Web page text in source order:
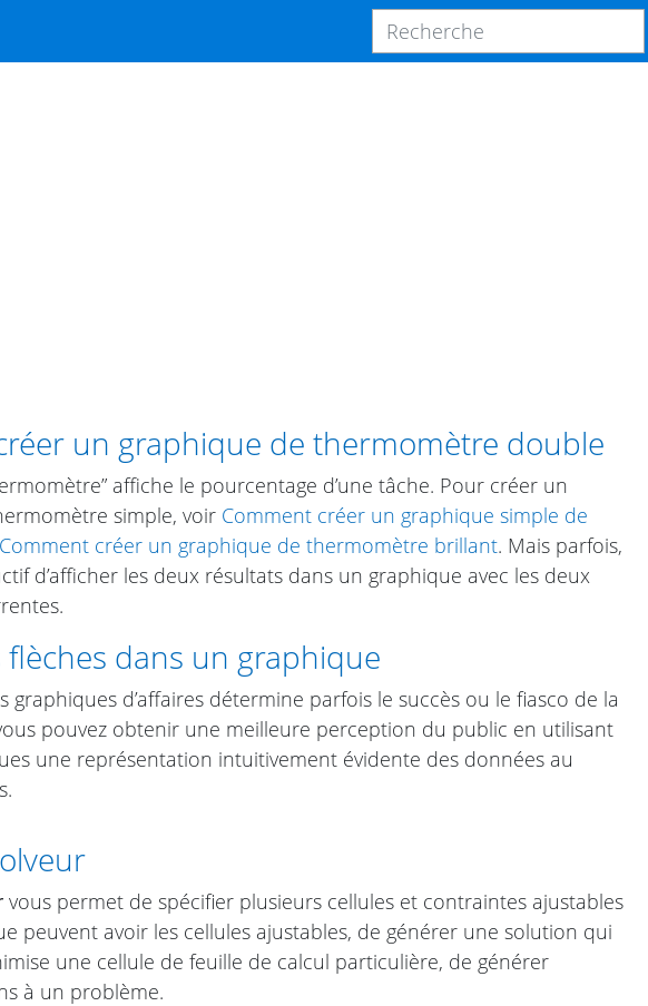
un graphique de thermomètre double
affiche le pourcentage d’une tâche. Pour créer un
simple, voir Comment créer un graphique simple de
Comment créer un graphique de thermomètre brillant. Mais parfois,
d’afficher les deux résultats dans un graphique avec les deux
flèches dans un graphique
graphiques d’affaires détermine parfois le succès ou le fiasco de la
pouvez obtenir une meilleure perception du public en utilisant
une représentation intuitivement évidente des données au
vous permet de spécifier plusieurs cellules et contraintes ajustables
peuvent avoir les cellules ajustables, de générer une solution qui
une cellule de feuille de calcul particulière, de générer
à un problème.